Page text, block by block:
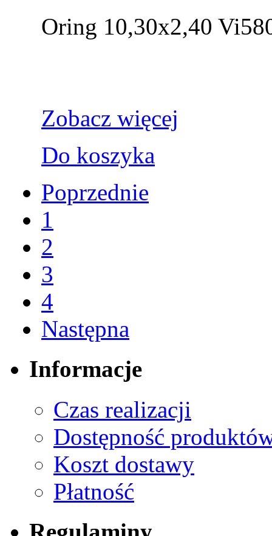
Oring 10,30x2,40
Zobacz więcej
Do koszyka
Poprzednie
1
2
3
4
Następna
Informacje
Czas realizacji
Dostępność
Koszt dostawy
Płatność